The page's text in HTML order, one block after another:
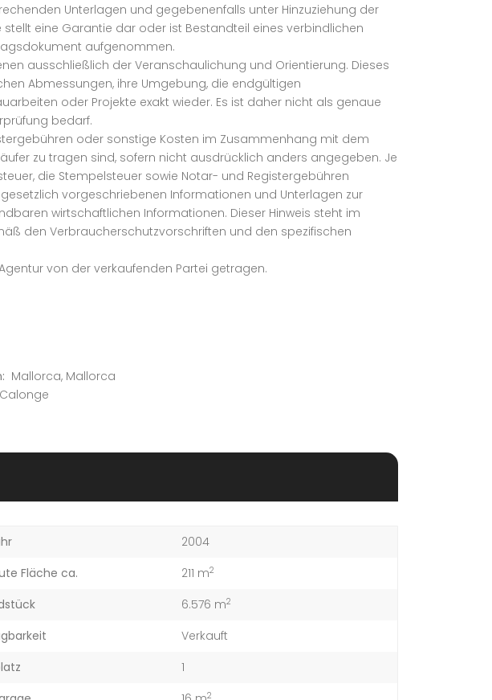
Unterlagen und gegebenenfalls unter Hinzuziehung der
eine Garantie dar oder ist Bestandteil eines verbindlichen
aufgenommen.
ausschließlich der Veranschaulichung und Orientierung. Dieses
Abmessungen, ihre Umgebung, die endgültigen
oder Projekte exakt wieder. Es ist daher nicht als genaue
bedarf.
oder sonstige Kosten im Zusammenhang mit dem
zu tragen sind, sofern nicht ausdrücklich anders angegeben. Je
die Stempelsteuer sowie Notar- und Registergebühren
vorgeschriebenen Informationen und Unterlagen zur
wirtschaftlichen Informationen. Dieser Hinweis steht im
den Verbraucherschutzvorschriften und den spezifischen
von der verkaufenden Partei getragen.
Mallorca, Mallorca
Calonge
2004
Fläche ca.
211 m2
6.576 m2
Verkauft
1
2